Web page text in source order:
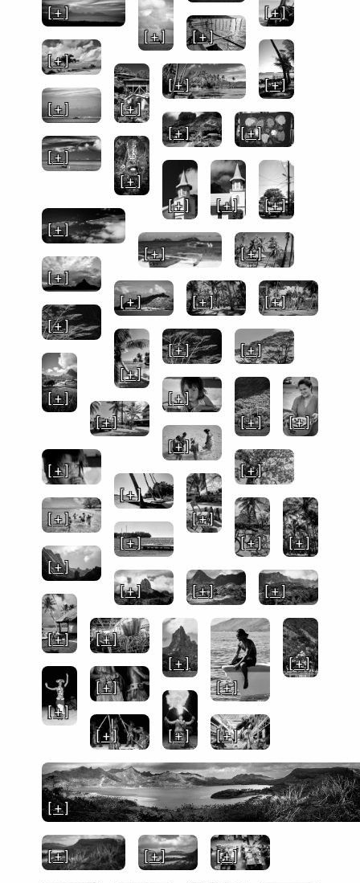
[ + ]
[ + ]
[ + ]
[ + ]
[ + ]
[ + ]
[ + ]
[ + ]
[ + ]
[ + ]
[ + ]
[ + ]
[ + ]
[ + ]
[ + ]
[ + ]
[ + ]
[ + ]
[ + ]
[ + ]
[ + ]
[ + ]
[ + ]
[ + ]
[ + ]
[ + ] [ + ]
[ + ]
[ + ]
[ + ]
[ + ]
[ + ]
[ + ]
[ + ]
[ + ]
[ + ]
[ + ]
[ + ]
[ + ]
[ + ]
[ + ]
[ + ]
[ + ]
[ + ] [ + ]
[ + ]
[ + ]
[ + ]
[ + ]
[ + ]
[ + ]
[ + ]
[ + ] [ + ] [ + ]
[ + ]
[ + ] [ + ] [ + ]